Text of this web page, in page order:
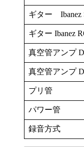
ギター Ibanez
ギター Ibanez
真空管アンプ
真空管アンプ
プリ管
パワー管
録音方式